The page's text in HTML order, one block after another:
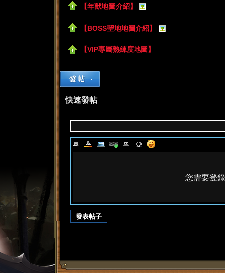
來
【年獸地圖介紹】
【BOSS聖地地圖介紹】
【VIP專屬熟練度地圖】
快速發帖
您需要登
發表帖子